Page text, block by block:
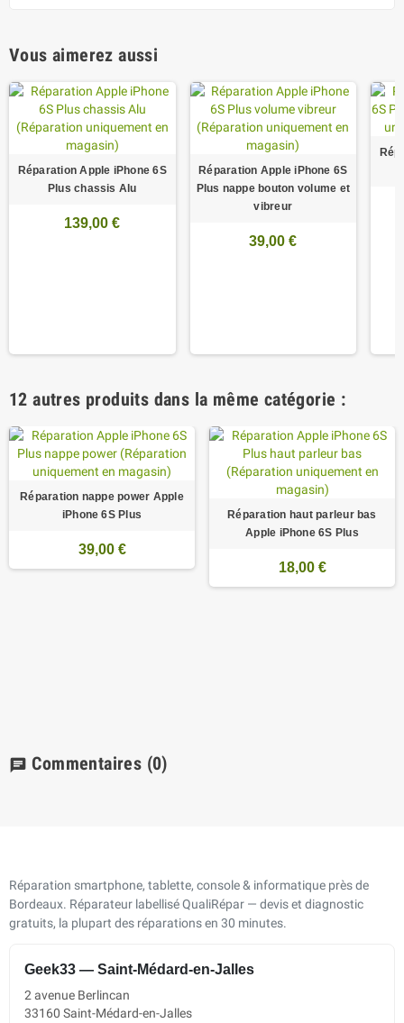
Vous aimerez aussi
Réparation Apple iPhone 6S
Plus chassis Alu
139,00 €
Réparation Apple iPhone 6S
Plus nappe bouton volume et
vibreur
39,00 €
12 autres produits dans la même catégorie :
Réparation nappe power Apple
iPhone 6S Plus
39,00 €
Réparation haut parleur bas
Apple iPhone 6S Plus
18,00 €
chat Commentaires (0)
Réparation smartphone, tablette, console & informatique près de
Bordeaux. Réparateur labellisé QualiRépar — devis et diagnostic
gratuits, la plupart des réparations en 30 minutes.
Geek33 — Saint-Médard-en-Jalles
2 avenue Berlincan
33160 Saint-Médard-en-Jalles